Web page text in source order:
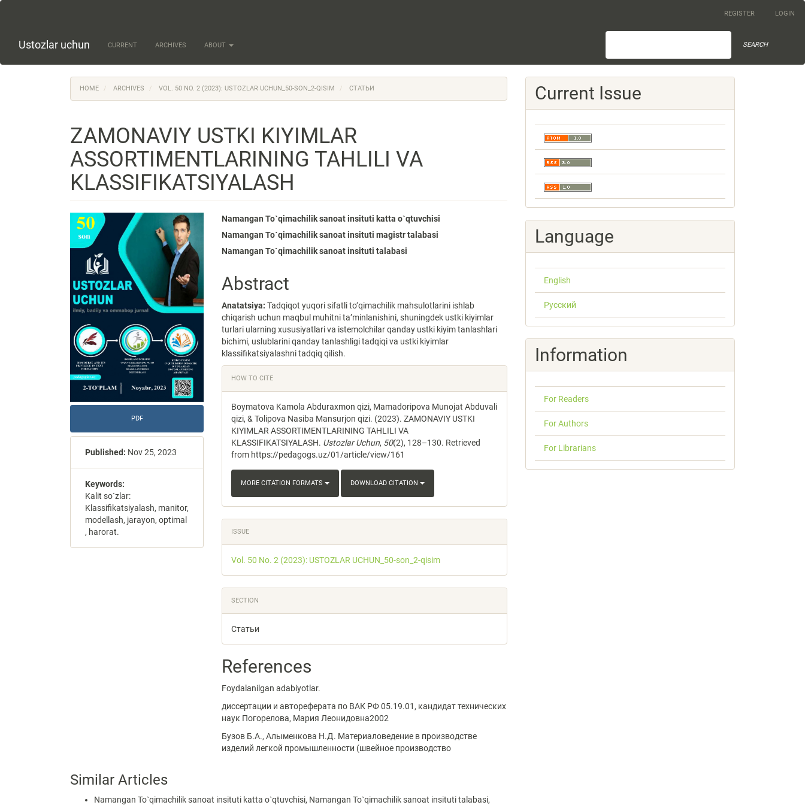
Main
REGISTER LOGIN
Ustozlar uchun CURRENT ARCHIVES ABOUT SEARCH
HOME ARCHIVES VOL. 50 NO. 2 (2023): USTOZLAR UCHUN_50-SON_2-QISIM СТАТЬИ
ZAMONAVIY USTKI KIYIMLAR
ASSORTIMENTLARINING TAHLILI VA
KLASSIFIKATSIYALASH
Article
Sidebar
PDF
Published: Nov 25, 2023
Keywords:
Kalit so`zlar:
Klassifikatsiyalash, manitor,
modellash, jarayon, optimal
, harorat.
Main
Article
Content
Namangan To`qimachilik sanoat insituti katta o`qtuvchisi
Namangan To`qimachilik sanoat insituti magistr talabasi
Namangan To`qimachilik sanoat insituti talabasi
Abstract
Anatatsiya:Tadqiqot yuqori sifatli to‘qimachilik mahsulotlarini ishlab
chiqarish uchun maqbul muhitni ta’minlanishini, shuningdek ustki kiyimlar
turlari ularning xususiyatlari va istemolchilar qanday ustki kiyim tanlashlari
bichimi, uslublarini qanday tanlashligi tadqiqi va ustki kiyimlar
klassifikatsiyalashni tadqiq qilish.
Article
Details
HOW TO CITE
Boymatova Kamola Abduraxmon qizi, Mamadoripova Munojat Abduvali
qizi, & Tolipova Nasiba Mansurjon qizi. (2023). ZAMONAVIY USTKI
KIYIMLAR ASSORTIMENTLARINING TAHLILI VA
KLASSIFIKATSIYALASH. Ustozlar Uchun, 50(2), 128–130. Retrieved
from https://pedagogs.uz/01/article/view/161
MORE CITATION FORMATS DOWNLOAD CITATION
ISSUE
Vol. 50 No. 2 (2023): USTOZLAR UCHUN_50-son_2-qisim
SECTION
Статьи
References
Foydalanilgan adabiyotlar.
диссертации и автореферата по ВАК РФ 05.19.01, кандидат технических
наук Погорелова, Мария Леонидовна2002
Бузов Б.А., Алыменкова Н.Д. Материаловедение в производстве
изделий легкой промышленности (швейное производство
Similar Articles
Namangan To`qimachilik sanoat insituti katta o`qtuvchisi, Namangan To`qimachilik sanoat insituti talabasi,
Current Issue
Language
English
Русский
Information
For Readers
For Authors
For Librarians